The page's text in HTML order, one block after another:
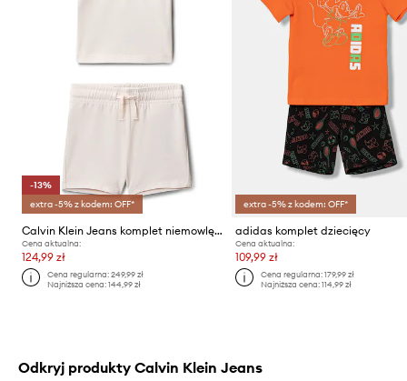
-13%
extra -5% z kodem: OFF*
Calvin Klein Jeans komplet niemowlęcy bawełniany
Cena aktualna:
124,99 zł
Cena regularna:249,99 zł
Najniższa cena:144,99 zł
extra -5% z kodem: OFF*
adidas komplet dziecięcy
Cena aktualna:
109,99 zł
Cena regularna: 179,99 zł
Najniższa cena: 114,99 zł
Odkryj produkty Calvin Klein Jeans